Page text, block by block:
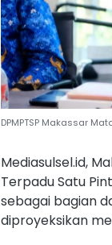
DPMPTSP Makassar
Mediasulsel.id,
Terpadu Satu
sebagai bagian
diproyeksikan